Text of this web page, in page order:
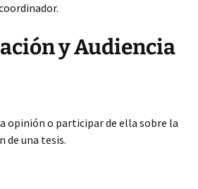
y Audiencia
opinión o participar de ella sobre la
de una tesis.